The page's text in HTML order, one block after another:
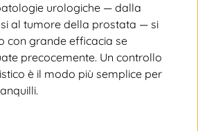
urologiche — dalla
al tumore della prostata — si
con grande efficacia se
precocemente. Un controllo
è il modo più semplice per